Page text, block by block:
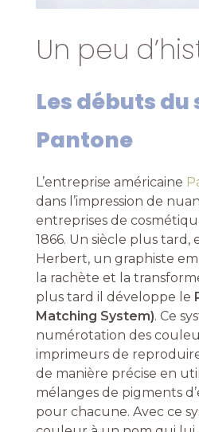
Un peu
Les débuts
Pantone
L’entreprise américaine
dans l’impression de
entreprises de
1866. Un siècle plus tard,
Herbert, un graphiste
la rachète et la
plus tard il développe le
Matching System). Ce
numérotation des
imprimeurs de
de manière précise en
mélanges de pigments
pour chacune. Avec ce